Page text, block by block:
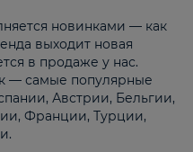
новинками — как
выходит новая
в продаже у нас.
— самые популярные
Австрии, Бельгии,
Франции, Турции,